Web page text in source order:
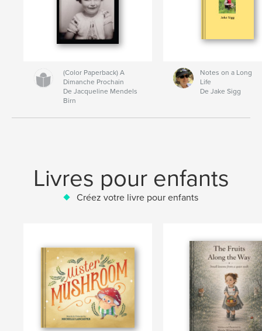
(Color Paperback) A
Dimanche Prochain
De Jacqueline Mendels
Birn
Notes on a Long
Life
De Jake Sigg
Livres pour enfants
Créez votre livre pour enfants